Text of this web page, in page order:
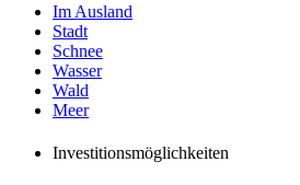
Im Ausland
Stadt
Schnee
Wasser
Wald
Meer
Investitionsmöglichkeiten